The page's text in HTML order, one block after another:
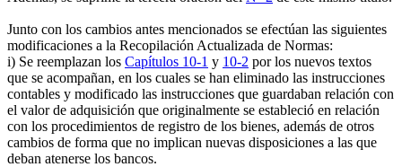
Junto con los cambios antes mencionados se efectúan las siguientes
modificaciones a la Recopilación Actualizada de Normas:
i) Se reemplazan los Capítulos 10-1 y 10-2 por los nuevos textos
que se acompañan, en los cuales se han eliminado las instrucciones
contables y modificado las instrucciones que guardaban relación con
el valor de adquisición que originalmente se estableció en relación
con los procedimientos de registro de los bienes, además de otros
cambios de forma que no implican nuevas disposiciones a las que
deban atenerse los bancos.